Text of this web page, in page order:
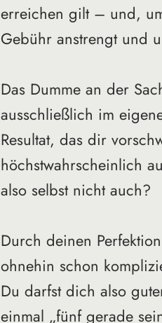
erreichen gilt – und,
Gebühr anstrengt und
Das Dumme an der
ausschließlich im
Resultat, das dir
höchstwahrscheinlich
also selbst nicht auch?
Durch deinen
ohnehin schon
Du darfst dich also
einmal „fünf gerade